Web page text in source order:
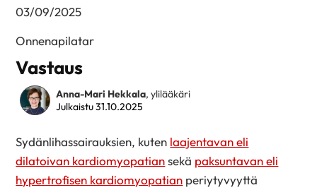
03/09/2025
Onnenapilatar
Vastaus
Anna-Mari Hekkala, ylilääkäri
Julkaistu 31.10.2025
Sydänlihassairauksien, kuten laajentavan eli
dilatoivan kardiomyopatiansekä paksuntavan eli
hypertrofisen kardiomyopatian periytyvyyttä